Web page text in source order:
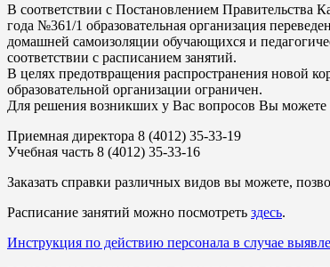
В соответствии с Постановлением Правительства
года №361/1 образовательная организация
домашней самоизоляции обучающихся и
соответствии с расписанием занятий.
В целях предотвращения распространения новой
образовательной организации ограничен.
Для решения возникших у Вас вопросов Вы можете
Приемная директора 8 (4012) 35-33-19
Учебная часть 8 (4012) 35-33-16
Заказать справки различных видов вы можете,
Расписание занятий можно посмотреть здесь.
Инструкция по действию персонала в случае